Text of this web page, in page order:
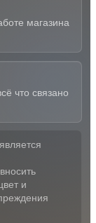
магазина
что связано
и